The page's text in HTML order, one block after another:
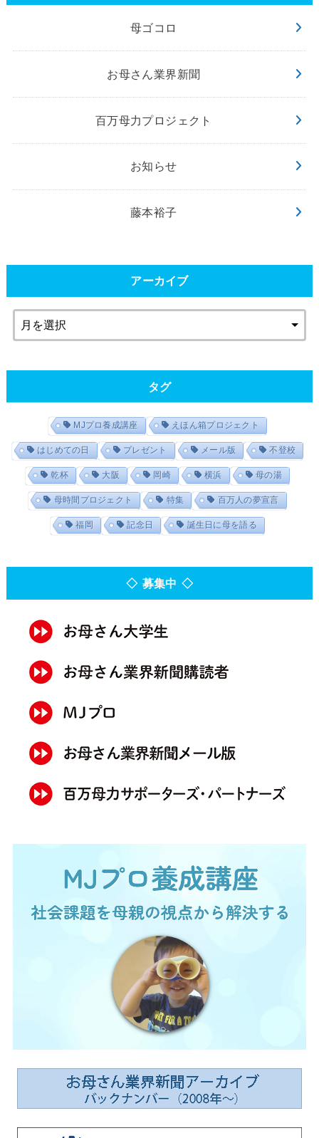
母ゴコロ
お母さん業界新聞
百万母力プロジェクト
お知らせ
藤本裕子
アーカイブ
タグ
MJプロ養成講座 えほん箱プロジェクト
はじめての日 プレゼント メール版 不登校
乾杯 大阪 岡崎 横浜 母の湯
母時間プロジェクト 特集 百万人の夢宣言
福岡 記念日 誕生日に母を語る
◇ 募集中 ◇